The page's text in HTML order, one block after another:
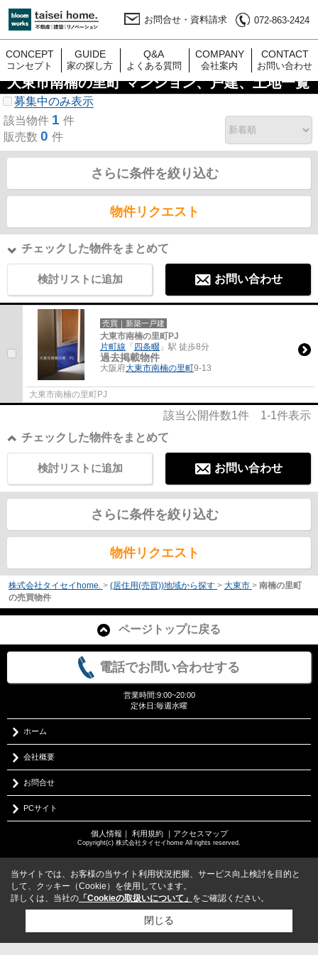
お問合せ・資料請求 072-863-2424
CONCEPT
コンセプト
GUIDE
家の探し方
Q&A
よくある質問
COMPANY
会社案内
CONTACT
お問い合わせ
大東市南楠の里町 マンション、戸建、土地一覧
募集中のみ表示
該当物件 1 件
販売数 0 件
さらに条件を絞り込む
物件リクエスト
チェックした物件をまとめて
検討リストに追加 お問い合わせ
売買｜新築一戸建
大東市南楠の里町PJ
片町線 「 四条畷 」駅 徒歩8分
過去掲載物件
大阪府大東市南楠の里町9-13
大東市南楠の里町PJ
該当公開件数1件 1-1件表示
チェックした物件をまとめて
お問い合わせ
検討リストに追加
さらに条件を絞り込む
物件リクエスト
株式会社タイセイhome. > (居住用(売買))地域から探す > 大東市 > 南楠の里町
の売買物件
ページトップに戻る
電話でお問い合わせする
営業時間:9:00~20:00
定休日:毎週水曜
ホーム
会社概要
お問合せ
PCサイト
個人情報 ｜ 利用規約｜ アクセスマップ
Copyright(c) 株式会社タイセイhome All rights reserved.
当サイトでは、お客様の当サイト利用状況把握、サービス向上検討を目的と
して、クッキー（Cookie）を使用しています。
詳しくは、当社の 「Cookieの取扱いについて」 をご確認ください。
閉じる